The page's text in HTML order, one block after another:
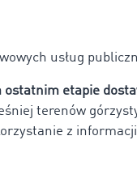
usług
etapie
terenów
z